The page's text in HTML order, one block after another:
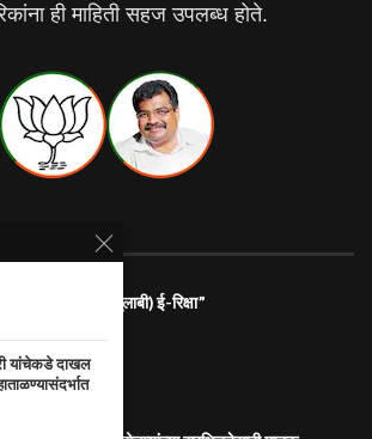
ही माहिती सहज उपलब्ध होते.
“पिंक (गुलाबी) ई-रिक्षा”
धोरण
यांचेकडे दाखल